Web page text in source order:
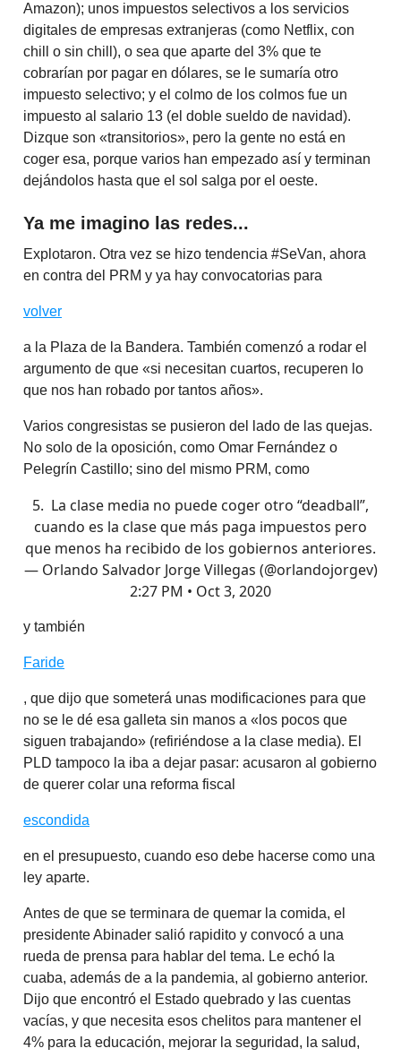
Amazon); unos impuestos selectivos a los servicios
digitales de empresas extranjeras (como Netflix, con
chill o sin chill), o sea que aparte del 3% que te
cobrarían por pagar en dólares, se le sumaría otro
impuesto selectivo; y el colmo de los colmos fue un
impuesto al salario 13 (el doble sueldo de navidad).
Dizque son «transitorios», pero la gente no está en
coger esa, porque varios han empezado así y terminan
dejándolos hasta que el sol salga por el oeste.
Ya me imagino las redes...
Explotaron. Otra vez se hizo tendencia #SeVan, ahora
en contra del PRM y ya hay convocatorias para
volver
a la Plaza de la Bandera. También comenzó a rodar el
argumento de que «si necesitan cuartos, recuperen lo
que nos han robado por tantos años».
Varios congresistas se pusieron del lado de las quejas.
No solo de la oposición, como Omar Fernández o
Pelegrín Castillo; sino del mismo PRM, como
5. La clase media no puede coger otro “deadball”,
cuando es la clase que más paga impuestos pero
que menos ha recibido de los gobiernos anteriores.
— Orlando Salvador Jorge Villegas (@orlandojorgev)
2:27 PM • Oct 3, 2020
y también
Faride
, que dijo que someterá unas modificaciones para que
no se le dé esa galleta sin manos a «los pocos que
siguen trabajando» (refiriéndose a la clase media). El
PLD tampoco la iba a dejar pasar: acusaron al gobierno
de querer colar una reforma fiscal
escondida
en el presupuesto, cuando eso debe hacerse como una
ley aparte.
Antes de que se terminara de quemar la comida, el
presidente Abinader salió rapidito y convocó a una
rueda de prensa para hablar del tema. Le echó la
cuaba, además de a la pandemia, al gobierno anterior.
Dijo que encontró el Estado quebrado y las cuentas
vacías, y que necesita esos chelitos para mantener el
4% para la educación, mejorar la seguridad, la salud,